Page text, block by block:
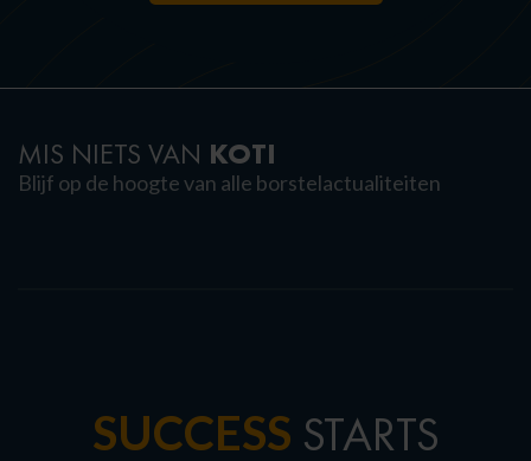
MIS NIETS VAN KOTI
Blijf op de hoogte van alle borstelactualiteiten
SUCCESS STARTS